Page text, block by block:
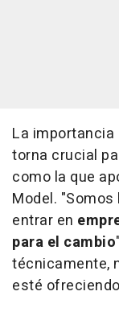
La
torna crucial
como la que
Model.
entrar en
para el cambio
técnicamente,
esté